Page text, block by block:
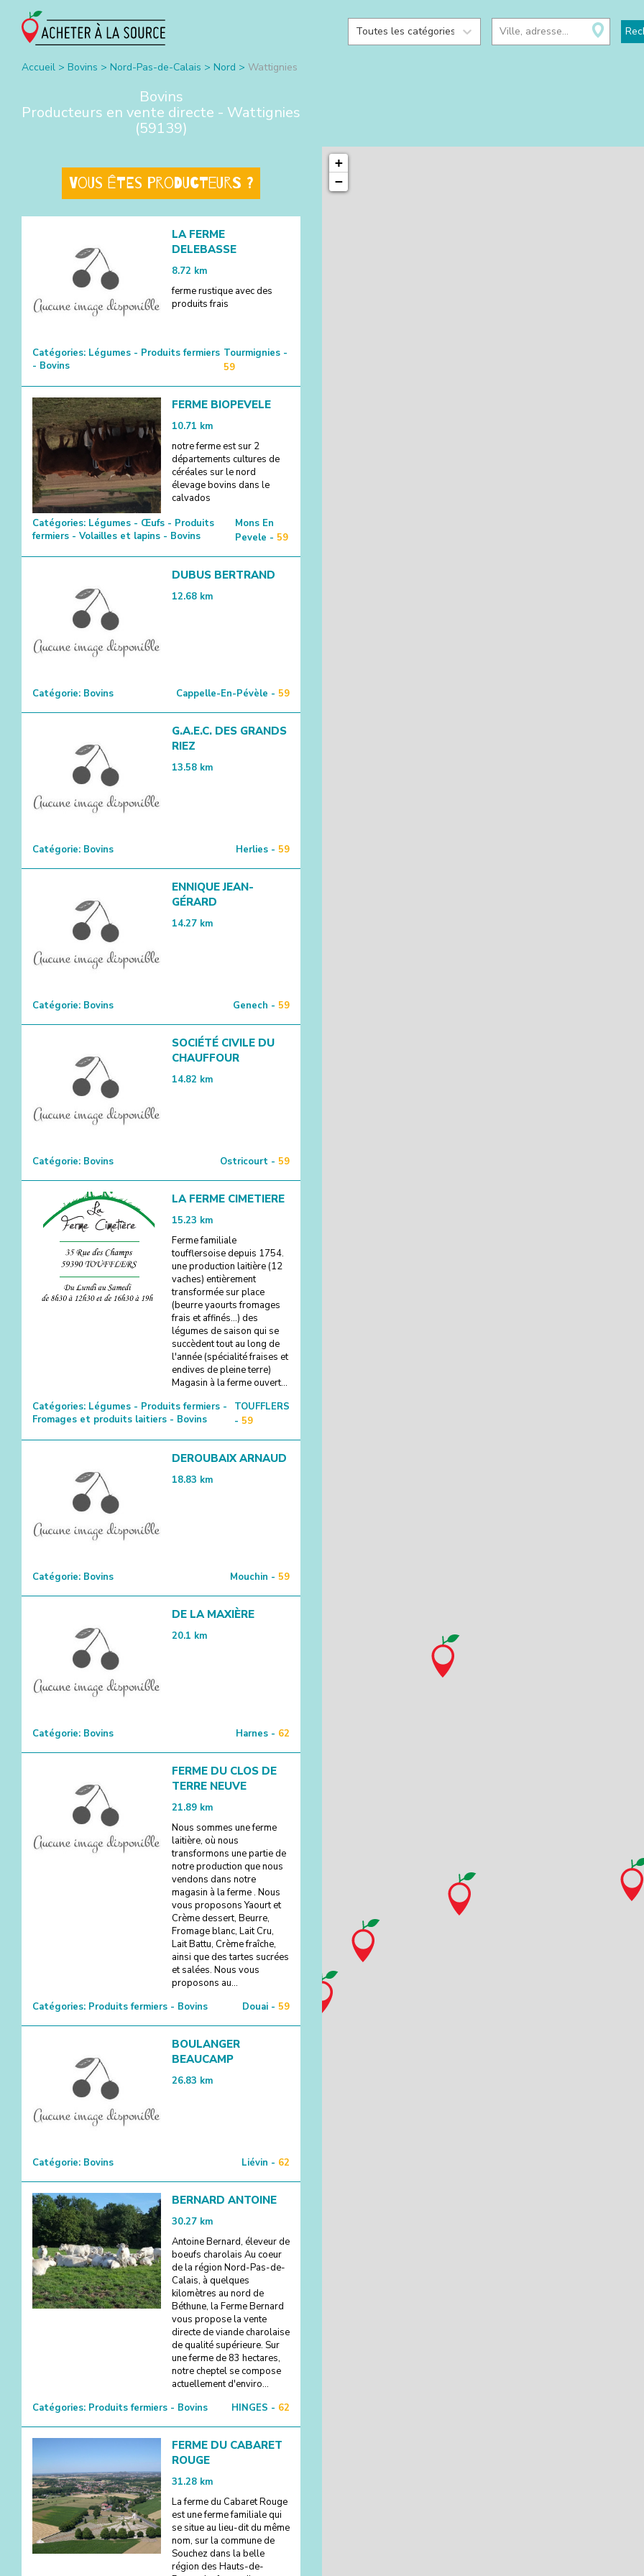
Toutes les catégories Ville, adresse...
Accueil > Bovins > Nord-Pas-de-Calais > Nord > Wattignies
Bovins
Producteurs en vente directe - Wattignies
(59139)
Vous êtes producteurs ?
LA FERME
DELEBASSE
8.72 km
ferme rustique avec des
produits frais
Catégories: Légumes - Produits fermiers
- Bovins
Tourmignies -
59
FERME BIOPEVELE
10.71 km
notre ferme est sur 2
départements cultures de
céréales sur le nord
élevage bovins dans le
calvados
Catégories: Légumes - Œufs - Produits
fermiers - Volailles et lapins - Bovins
Mons En
Pevele - 59
DUBUS BERTRAND
12.68 km
Catégorie: Bovins Cappelle-En-Pévèle - 59
G.A.E.C. DES GRANDS
RIEZ
13.58 km
Catégorie: Bovins Herlies - 59
ENNIQUE JEAN-
GÉRARD
14.27 km
Catégorie: Bovins Genech - 59
SOCIÉTÉ CIVILE DU
CHAUFFOUR
14.82 km
Catégorie: Bovins Ostricourt - 59
LA FERME CIMETIERE
15.23 km
Ferme familiale
toufflersoise depuis 1754.
une production laitière (12
vaches) entièrement
transformée sur place
(beurre yaourts fromages
frais et affinés...) des
légumes de saison qui se
succèdent tout au long de
l'année (spécialité fraises et
endives de pleine terre)
Magasin à la ferme ouvert...
Catégories: Légumes - Produits fermiers -
Fromages et produits laitiers - Bovins
TOUFFLERS
- 59
DEROUBAIX ARNAUD
18.83 km
Catégorie: Bovins Mouchin - 59
DE LA MAXIÈRE
20.1 km
Catégorie: Bovins Harnes - 62
FERME DU CLOS DE
TERRE NEUVE
21.89 km
Nous sommes une ferme
laitière, où nous
transformons une partie de
notre production que nous
vendons dans notre
magasin à la ferme . Nous
vous proposons Yaourt et
Crème dessert, Beurre,
Fromage blanc, Lait Cru,
Lait Battu, Crème fraîche,
ainsi que des tartes sucrées
et salées. Nous vous
proposons au...
Catégories: Produits fermiers - Bovins Douai - 59
BOULANGER
BEAUCAMP
26.83 km
Catégorie: Bovins Liévin - 62
BERNARD ANTOINE
30.27 km
Antoine Bernard, éleveur de
boeufs charolais Au coeur
de la région Nord-Pas-de-
Calais, à quelques
kilomètres au nord de
Béthune, la Ferme Bernard
vous propose la vente
directe de viande charolaise
de qualité supérieure. Sur
une ferme de 83 hectares,
notre cheptel se compose
actuellement d'enviro...
Catégories: Produits fermiers - Bovins HINGES - 62
FERME DU CABARET
ROUGE
31.28 km
La ferme du Cabaret Rouge
est une ferme familiale qui
se situe au lieu-dit du même
nom, sur la commune de
Souchez dans la belle
région des Hauts-de-
+
−